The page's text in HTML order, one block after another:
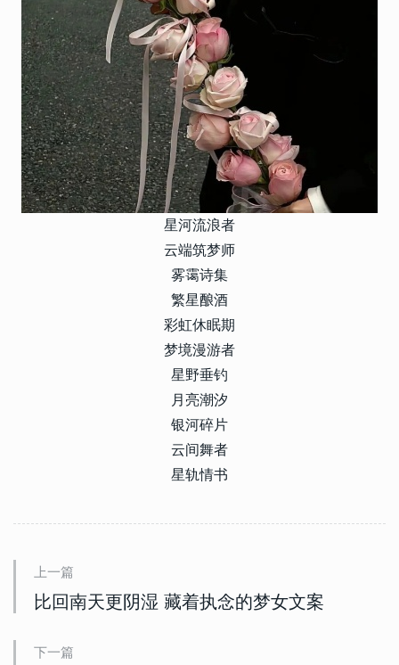
星河流浪者
云端筑梦师
雾霭诗集
繁星酿酒
彩虹休眠期
梦境漫游者
星野垂钓
月亮潮汐
银河碎片
云间舞者
星轨情书
上一篇
比回南天更阴湿 藏着执念的梦女文案
下一篇